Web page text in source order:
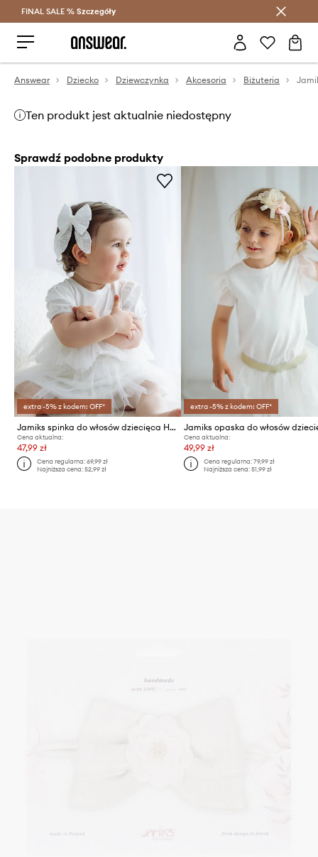
Oszczędzaj z Answear Club >
FINAL SALE % Szczegóły
Answear Dziecko Dziewczynka Akcesoria Biżuteria
Ten produkt jest aktualnie niedostępny
Sprawdź podobne produkty
extra -5% z kodem: OFF*
Jamiks spinka do włosów dziecięca HERVIA 2-pack
Cena aktualna:
47,99 zł
Cena regularna:69,99 zł
Najniższa cena:52,99 zł
extra -5% z kodem: OFF*
Cena aktualna:
49,99 zł
Cena regularna: 79,99 zł
Najniższa cena: 51,99 zł